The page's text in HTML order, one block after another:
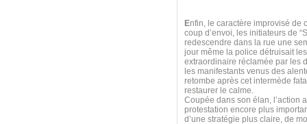
Enfin, le caractère improvisé de
coup d’envoi, les initiateurs de
redescendre dans la rue une
jour même la police détruisait
extraordinaire réclamée par les
les manifestants venus des
retombe après cet intermède
restaurer le calme.
Coupée dans son élan, l’action
protestation encore plus
d’une stratégie plus claire, de